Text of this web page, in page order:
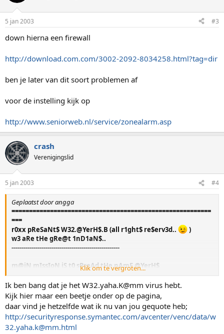
5 jan 2003 #3
down hierna een firewall
http://download.com.com/3002-2092-8034258.html?tag=dir
ben je later van dit soort problemen af
voor de instelling kijk op
http://www.seniorweb.nl/service/zonealarm.asp
crash
Verenigingslid
5 jan 2003 #4
Geplaatst door angga
=========================================================
===
r0xx pReSaNt$ W32.@YerH$.B (all r1ght$ re$erv3d..
)
w3 aRe tHe gRe@t 1nD1aN$..
------------------------------------------------------
m@iN mIssIoN iS t0 sPreAd tHe nAmE @YerH$
s00 mUch t0 c0me..
iNclUdEd DDoS c0mp0neNtS c@usE oF **** p@kI l@meRs
eXp3ct th3 uNeXp3ctEd
dEdic@t3d t0 : mY b3$t fRi3nD
=========================================================
Klik om te vergroten...
Ik ben bang dat je het W32.yaha.K@mm virus hebt.
Kijk hier maar een beetje onder op de pagina,
daar vind je hetzelfde wat ik nu van jou gequote heb;
http://securityresponse.symantec.com/avcenter/venc/data/w
32.yaha.k@mm.html